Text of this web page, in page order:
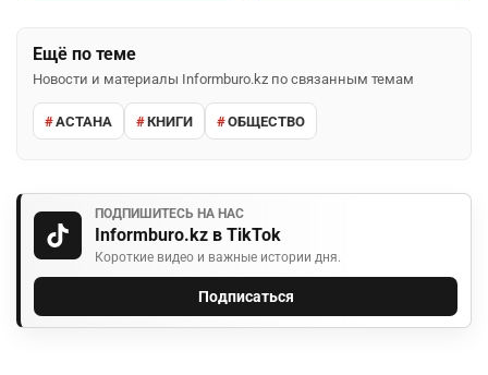
Ещё по теме
Новости и материалы Informburo.kz по связанным темам
АСТАНА КНИГИ ОБЩЕСТВО
ПОДПИШИТЕСЬ НА НАС
Informburo.kz в TikTok
Короткие видео и важные истории дня.
Подписаться